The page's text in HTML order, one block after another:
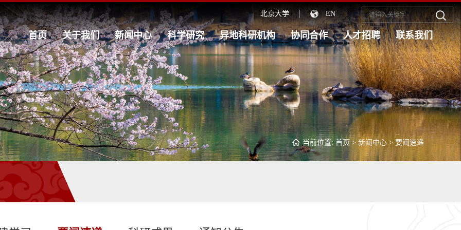
北京大学 EN
首页 关于我们 新闻中心 科学研究 异地科研机构 协同合作 人才招聘 联系我们
当前位置:首页> 新闻中心> 要闻速递